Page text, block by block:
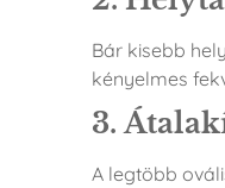
Bár kisebb
kényelmes
3.
A legtöbb